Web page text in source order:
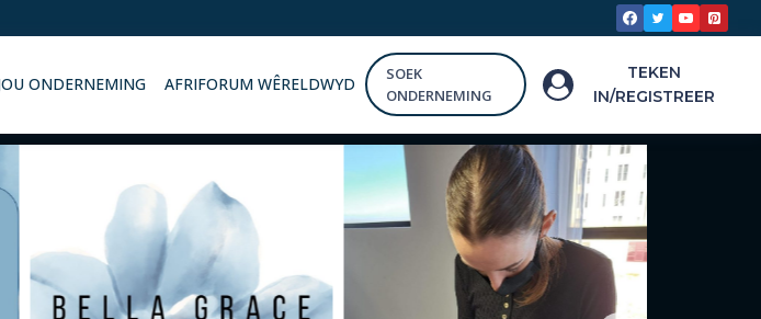
ONDERNEMING AFRIFORUM WÊRELDWYD
SOEK
ONDERNEMING
TEKEN
IN/REGISTREER